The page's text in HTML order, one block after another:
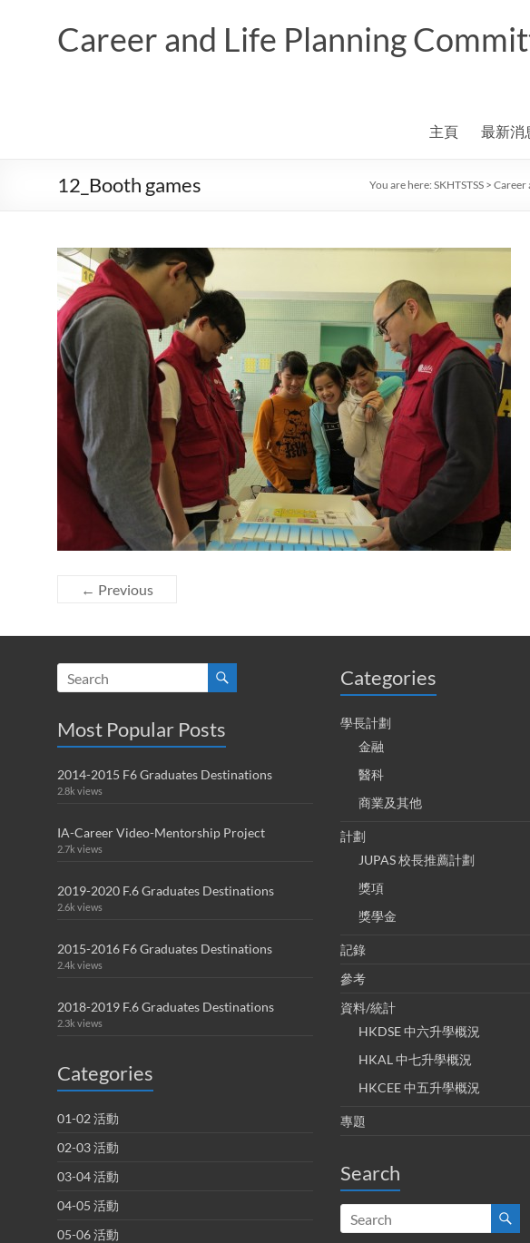
Career and Life Planning
主頁 最新消
12_Booth games You are here: SKHTSTSS > Career
← Previous
Most Popular Posts
2014-2015 F6 Graduates Destinations
2.8k views
IA-Career Video-Mentorship Project
2.7k views
2019-2020 F.6 Graduates Destinations
2.6k views
2015-2016 F6 Graduates Destinations
2.4k views
2018-2019 F.6 Graduates Destinations
2.3k views
Categories
01-02 活動
02-03 活動
03-04 活動
04-05 活動
05-06 活動
Categories
學長計劃
金融
醫科
商業及其他
計劃
JUPAS 校長推薦計劃
獎項
獎學金
記錄
參考
資料/統計
HKDSE 中六升學概況
HKAL 中七升學概況
HKCEE 中五升學概況
專題
Search